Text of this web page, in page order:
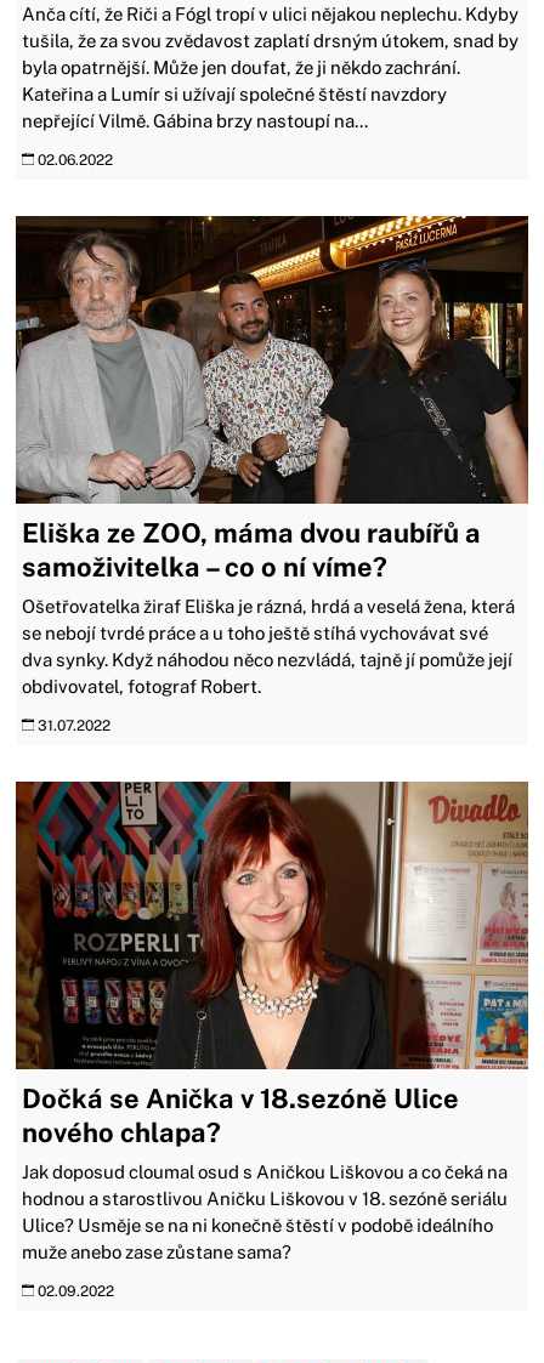
Anča cítí, že Riči a Fógl tropí v ulici nějakou neplechu. Kdyby
tušila, že za svou zvědavost zaplatí drsným útokem, snad by
byla opatrnější. Může jen doufat, že ji někdo zachrání.
Kateřina a Lumír si užívají společné štěstí navzdory
nepřející Vilmě. Gábina brzy nastoupí na...
02.06.2022
Eliška ze ZOO, máma dvou raubířů a
samoživitelka – co o ní víme?
Ošetřovatelka žiraf Eliška je rázná, hrdá a veselá žena, která
se nebojí tvrdé práce a u toho ještě stíhá vychovávat své
dva synky. Když náhodou něco nezvládá, tajně jí pomůže její
obdivovatel, fotograf Robert.
31.07.2022
Dočká se Anička v 18.sezóně Ulice
nového chlapa?
Jak doposud cloumal osud s Aničkou Liškovou a co čeká na
hodnou a starostlivou Aničku Liškovou v 18. sezóně seriálu
Ulice? Usměje se na ni konečně štěstí v podobě ideálního
muže anebo zase zůstane sama?
02.09.2022